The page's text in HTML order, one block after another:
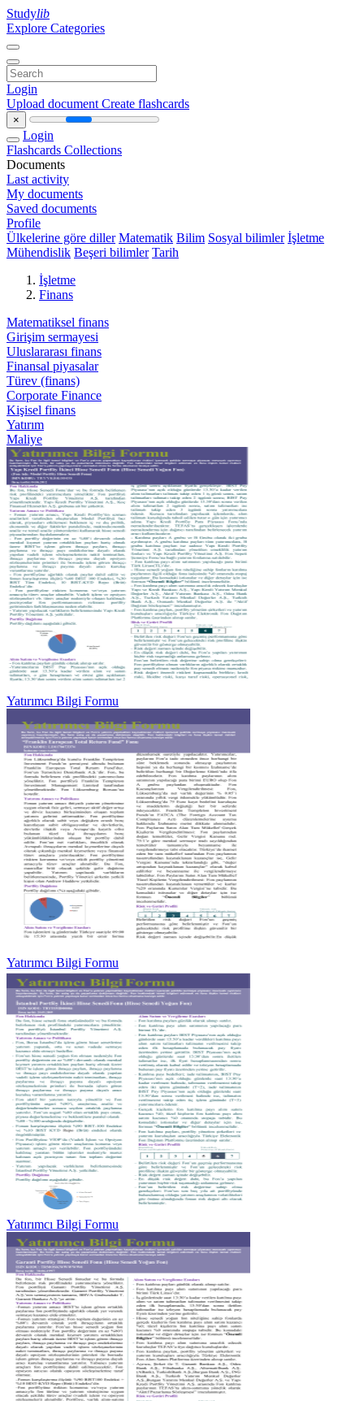
Studylib
Explore Categories
Login
Upload document Create flashcards
×
Login
Flashcards Collections
Documents
Last activity
My documents
Saved documents
Profile
Ülkelerine göre diller Matematik Bilim Sosyal bilimler İşletme
Mühendislik Beşeri bilimler Tarih
İşletme
Finans
Matematiksel finans
Girişim sermayesi
Uluslararası finans
Finansal piyasalar
Türev (finans)
Corporate Finance
Kişisel finans
Yatırım
Maliye
Yatırımcı Bilgi Formu
Yatırımcı Bilgi Formu
Yatırımcı Bilgi Formu